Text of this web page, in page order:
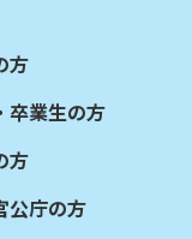
方
卒業生の方
方
公庁の方